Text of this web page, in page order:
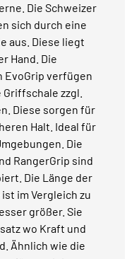
Die Schweizer
sich durch eine
aus. Diese liegt
Hand. Die
EvoGrip verfügen
zzgl.
Diese sorgen für
Halt. Ideal für
Die
RangerGrip sind
Die Länge der
im Vergleich zu
größer. Sie
wo Kraft und
Ähnlich wie die